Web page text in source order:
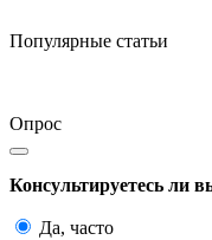
Популярные статьи
Опрос
Консультируетесь ли
Да, часто